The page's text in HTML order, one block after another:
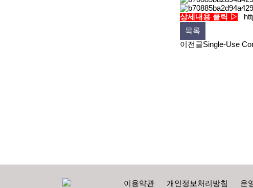
상세내용 클릭 ▷
목록
이전글Single-Use
이용약관 개인정보처리방침 운